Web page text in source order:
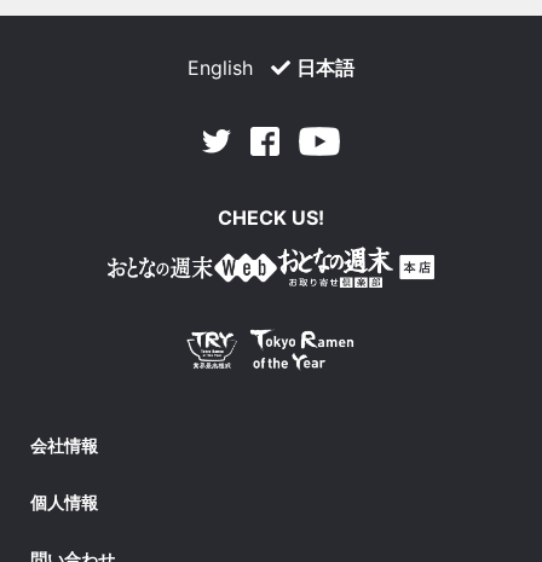
English 日本語
Twitter Facebook
CHECK US!
会社情報
個人情報